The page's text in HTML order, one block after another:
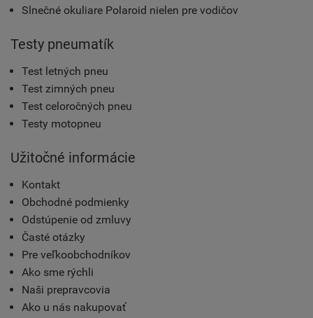
Slnečné okuliare Polaroid nielen pre vodičov
Testy pneumatík
Test letných pneu
Test zimných pneu
Test celoročných pneu
Testy motopneu
Užitočné informácie
Kontakt
Obchodné podmienky
Odstúpenie od zmluvy
Časté otázky
Pre veľkoobchodníkov
Ako sme rýchli
Naši prepravcovia
Ako u nás nakupovať